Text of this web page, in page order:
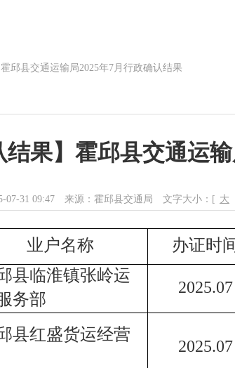
霍邱县交通运输局2025年7月行政确认结果
结果】霍邱县交通运
07-31 09:47 来源：霍邱县交通局 文字大小：[ 大
业户名称 办证时
县临淮镇张岭运
务部
2025.07
县红盛货运经营
2025.07